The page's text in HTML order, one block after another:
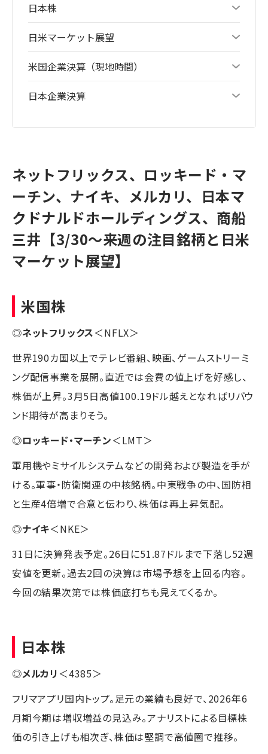
日本株
日米マーケット展望
米国企業決算（現地時間）
日本企業決算
ネットフリックス、ロッキード・マ
ーチン、ナイキ、メルカリ、日本マ
クドナルドホールディングス、商船
三井【3/30〜来週の注目銘柄と日米
マーケット展望】
米国株
◎ネットフリックス＜NFLX＞
世界190カ国以上でテレビ番組、映画、ゲームストリーミ
ング配信事業を展開。直近では会費の値上げを好感し、
株価が上昇。3月5日高値100.19ドル越えとなればリバウ
ンド期待が高まりそう。
◎ロッキード・マーチン＜LMT＞
軍用機やミサイルシステムなどの開発および製造を手が
ける。軍事・防衛関連の中核銘柄。中東戦争の中、国防相
と生産4倍増で合意と伝わり、株価は再上昇気配。
◎ナイキ＜NKE＞
31日に決算発表予定。26日に51.87ドルまで下落し52週
安値を更新。過去2回の決算は市場予想を上回る内容。
今回の結果次第では株価底打ちも見えてくるか。
日本株
◎メルカリ ＜4385＞
フリマアプリ国内トップ。足元の業績も良好で、2026年6
月期今期は増収増益の見込み。アナリストによる目標株
価の引き上げも相次ぎ、株価は堅調で高値圏で推移。